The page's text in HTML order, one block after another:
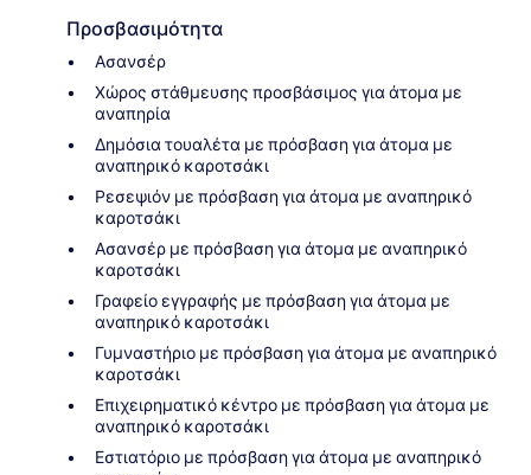
Προσβασιμότητα
Ασανσέρ
Χώρος στάθμευσης προσβάσιμος για άτομα με
αναπηρία
Δημόσια τουαλέτα με πρόσβαση για άτομα με
αναπηρικό καροτσάκι
Ρεσεψιόν με πρόσβαση για άτομα με αναπηρικό
καροτσάκι
Ασανσέρ με πρόσβαση για άτομα με αναπηρικό
καροτσάκι
Γραφείο εγγραφής με πρόσβαση για άτομα με
αναπηρικό καροτσάκι
Γυμναστήριο με πρόσβαση για άτομα με αναπηρικό
καροτσάκι
Επιχειρηματικό κέντρο με πρόσβαση για άτομα με
αναπηρικό καροτσάκι
Εστιατόριο με πρόσβαση για άτομα με αναπηρικό